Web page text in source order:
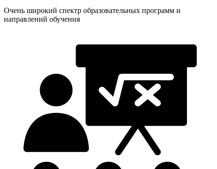
Очень широкий спектр образовательных программ и
направлений обучения